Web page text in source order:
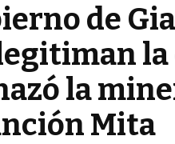
de
la
Mita